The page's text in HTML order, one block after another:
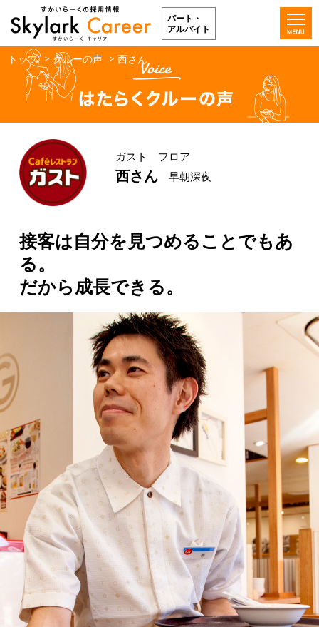
パート・
アルバイト
トップ クルーの声 西さん
ガスト フロア
西さん 早朝深夜
接客は自分を見つめることでもあ
る。
だから成長できる。